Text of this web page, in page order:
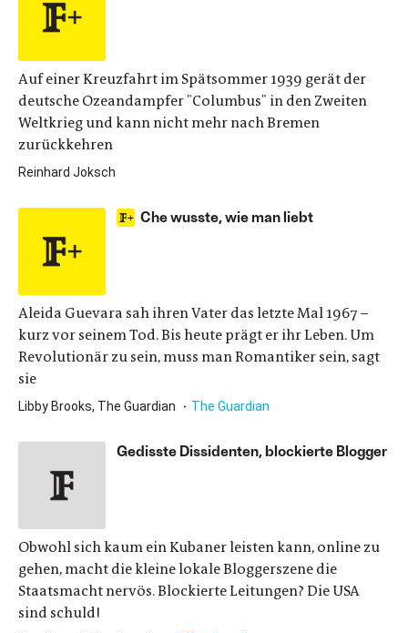
Auf einer Kreuzfahrt im Spätsommer 1939 gerät der
deutsche Ozeandampfer "Columbus" in den Zweiten
Weltkrieg und kann nicht mehr nach Bremen
zurückkehren
Reinhard Joksch
Che wusste, wie man liebt
Aleida Guevara sah ihren Vater das letzte Mal 1967 –
kurz vor seinem Tod. Bis heute prägt er ihr Leben. Um
Revolutionär zu sein, muss man Romantiker sein, sagt
sie
Libby Brooks, The Guardian The Guardian
Gedisste Dissidenten, blockierte Blogger
Obwohl sich kaum ein Kubaner leisten kann, online zu
gehen, macht die kleine lokale Bloggerszene die
Staatsmacht nervös. Blockierte Leitungen? Die USA
sind schuld!